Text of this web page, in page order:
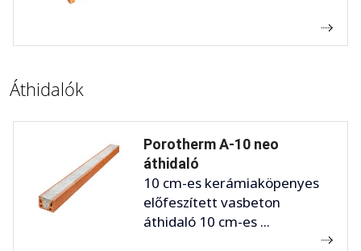
Áthidalók
Porotherm A-10 neo
áthidaló
10 cm-es kerámiaköpenyes
előfeszített vasbeton
áthidaló 10 cm-es ...